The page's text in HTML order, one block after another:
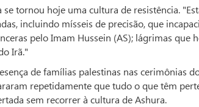
tornou hoje uma cultura de resistência.
incluindo mísseis de precisão, que
pelo Imam Hussein (AS); lágrimas que
Irã."
de famílias palestinas nas cerimônias
repetidamente que tudo o que têm
sem recorrer à cultura de Ashura.